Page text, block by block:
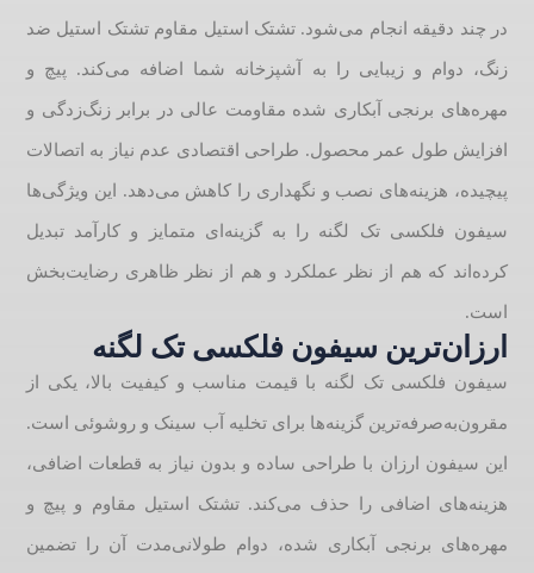
در چند دقیقه انجام می‌شود. تشتک استیل مقاوم تشتک استیل ضد
زنگ، دوام و زیبایی را به آشپزخانه شما اضافه می‌کند. پیچ و
مهره‌های برنجی آبکاری شده مقاومت عالی در برابر زنگ‌زدگی و
افزایش طول عمر محصول. طراحی اقتصادی عدم نیاز به اتصالات
پیچیده، هزینه‌های نصب و نگهداری را کاهش می‌دهد. این ویژگی‌ها
سیفون فلکسی تک لگنه را به گزینه‌ای متمایز و کارآمد تبدیل
کرده‌اند که هم از نظر عملکرد و هم از نظر ظاهری رضایت‌بخش
است.
ارزان‌ترین سیفون فلکسی تک لگنه
سیفون فلکسی تک لگنه با قیمت مناسب و کیفیت بالا، یکی از
مقرون‌به‌صرفه‌ترین گزینه‌ها برای تخلیه آب سینک و روشوئی است.
این سیفون ارزان با طراحی ساده و بدون نیاز به قطعات اضافی،
هزینه‌های اضافی را حذف می‌کند. تشتک استیل مقاوم و پیچ و
مهره‌های برنجی آبکاری شده، دوام طولانی‌مدت آن را تضمین